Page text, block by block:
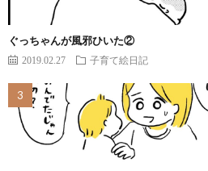
ぐっちゃんが風邪ひいた②
2019.02.27 子育て絵日記